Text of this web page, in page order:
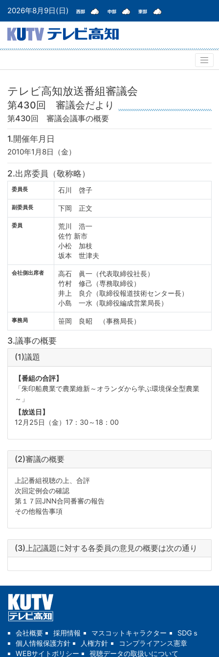
2026年8月9日(日)
テレビ高知放送番組審議会
第430回 審議会だより
第430回 審議会議事の概要
1.開催年月日
2010年1月8日（金）
2.出席委員（敬称略）
委員長 石川 啓子
副委員長 下岡 正文
委員
荒川 浩一
佐竹 新市
小松 加枝
坂本 世津夫
会社側出席者
高石 眞一（代表取締役社長）
竹村 修己（専務取締役）
井上 良介（取締役報道技術センター長）
小島 一水（取締役編成営業局長）
事務局 笹岡 良昭 （事務局長）
3.議事の概要
(1)議題
【番組の合評】
「朱印船農業で農業維新～オランダから学ぶ環境保全型農業
～」
【放送日】
12月25日（金）17：30～18：00
(2)審議の概要
上記番組視聴の上、合評
次回定例会の確認
第１７回JNN合同番審の報告
その他報告事項
(3)上記議題に対する各委員の意見の概要は次の通り
会社概要 採用情報 マスコットキャラクター
SDGｓ
個人情報保護方針
人権方針
コンプライアンス憲章
WEBサイトポリシー
視聴データの取扱いについて